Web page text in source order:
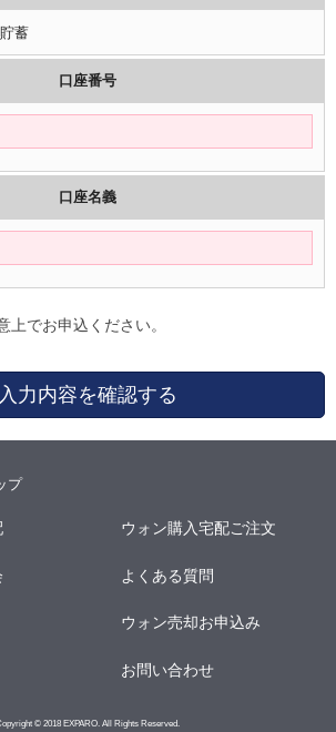
貯蓄
口座番号
口座名義
上でお申込ください。
入力内容を確認する
プ
ウォン購入宅配ご注文
よくある質問
ウォン売却お申込み
お問い合わせ
© 2018 EXPARO. All Rights Reserved.